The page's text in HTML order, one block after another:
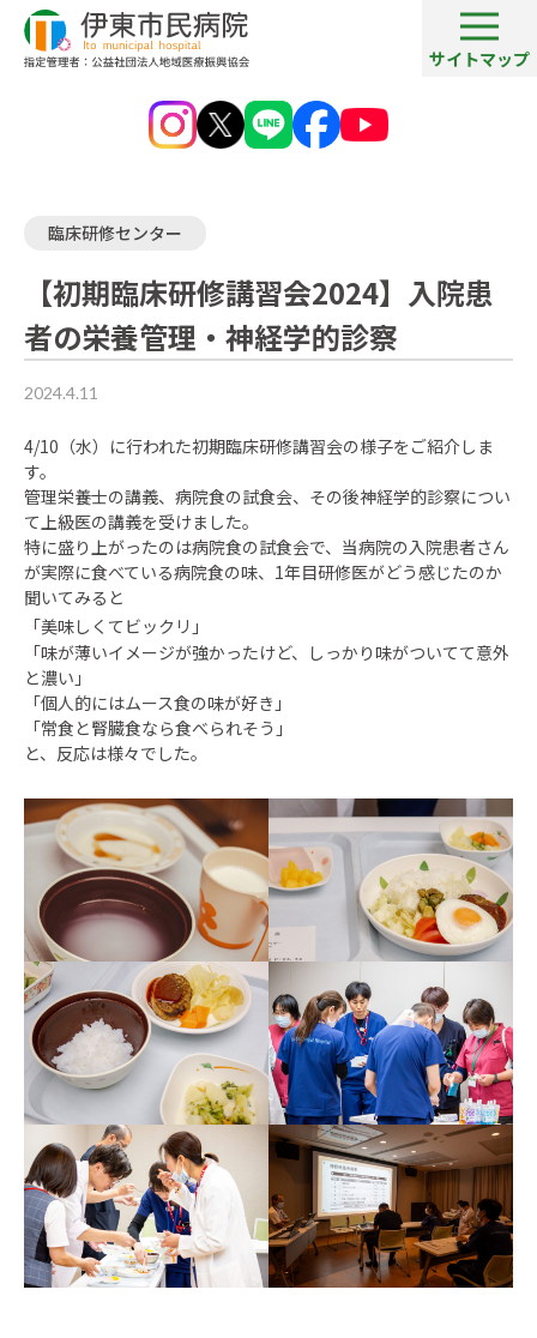
サイトマップ
【初期臨床研修講習会2024】入院患者の栄養管理・神経
学的診察
臨床研修センター
【初期臨床研修講習会2024】入院患
者の栄養管理・神経学的診察
2024.4.11
4/10（水）に行われた初期臨床研修講習会の様子をご紹介しま
す。
管理栄養士の講義、病院食の試食会、その後神経学的診察につい
て上級医の講義を受けました​。
特に盛り上がったのは病院食の試食会​で、当病院の入院患者さん
が実際に食べている病院食の味、1年目研修医がどう感じたのか
聞いてみると
「美味しくてビックリ」
「味が薄いイメージが強かったけど、しっかり味がついてて意外
と濃い」
「個人的にはムース食の味が好き」
「常食と腎臓食なら食べられそう」
と、反応は様々でした​。